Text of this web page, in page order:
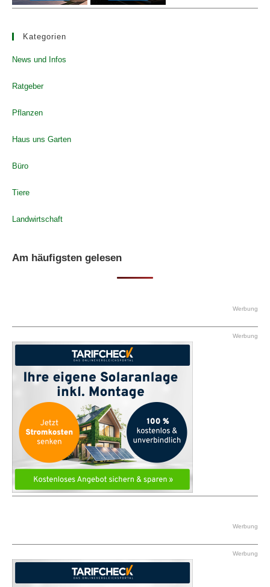
Kategorien
News und Infos
Ratgeber
Pflanzen
Haus uns Garten
Büro
Tiere
Landwirtschaft
Am häufigsten gelesen
Werbung
Werbung
Werbung
Werbung